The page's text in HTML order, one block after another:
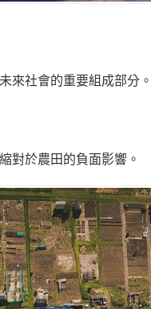
來社會的重要組成部分。
對於農田的負面影響。